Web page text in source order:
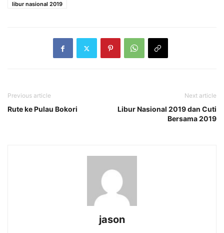
libur nasional 2019
Previous article
Rute ke Pulau Bokori
Next article
Libur Nasional 2019 dan Cuti
Bersama 2019
jason